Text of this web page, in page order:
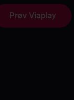
Prøv Viaplay